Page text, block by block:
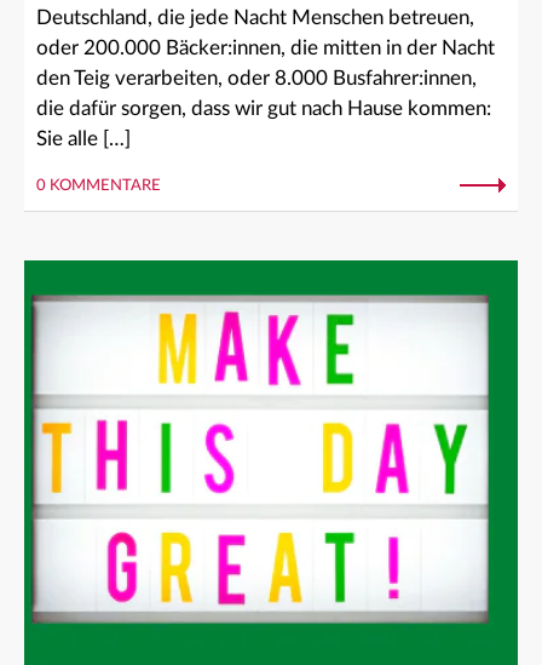
Deutschland, die jede Nacht Menschen betreuen,
oder 200.000 Bäcker:innen, die mitten in der Nacht
den Teig verarbeiten, oder 8.000 Busfahrer:innen,
die dafür sorgen, dass wir gut nach Hause kommen:
Sie alle […]
0 KOMMENTARE